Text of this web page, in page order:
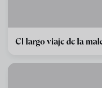
El largo viaje de la